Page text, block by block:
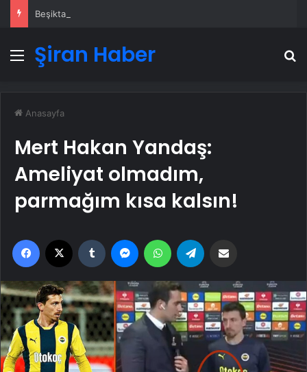
Beşiktaş’ta Silahlı Kavga: 1 Yaralı
Menü
Şiran Haber
Anasayfa
Mert Hakan Yandaş:
Ameliyat olmadım,
parmağım kısa kalsın!
Facebook Tumblr MessengerWhatsApp